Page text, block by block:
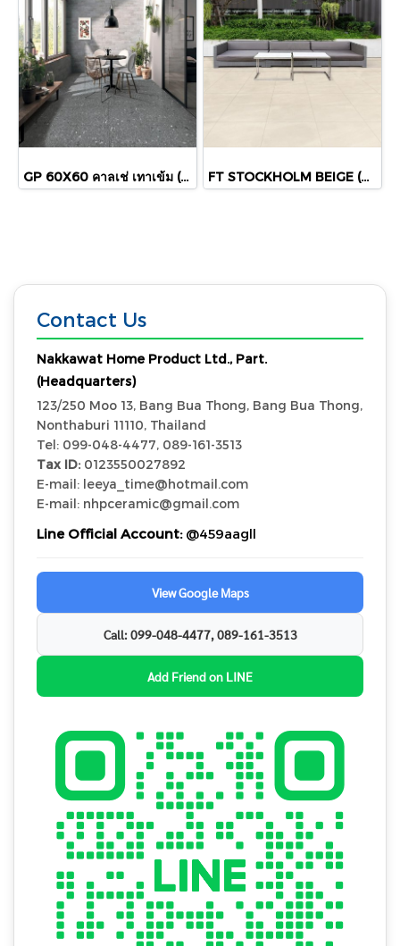
GP 60X60 คาลเช่ เทาเข้ม (R11) R/T PM FT STOCKHOLM BEIGE (HYG) R/T 60x60 PM
Contact Us
Nakkawat Home Product Ltd., Part.
(Headquarters)
123/250 Moo 13, Bang Bua Thong, Bang Bua Thong,
Nonthaburi 11110, Thailand
Tel: 099-048-4477, 089-161-3513
Tax ID: 0123550027892
E-mail: leeya_time@hotmail.com
E-mail: nhpceramic@gmail.com
Line Official Account:@459aagll
View Google Maps
Call: 099-048-4477, 089-161-3513
Add Friend on LINE